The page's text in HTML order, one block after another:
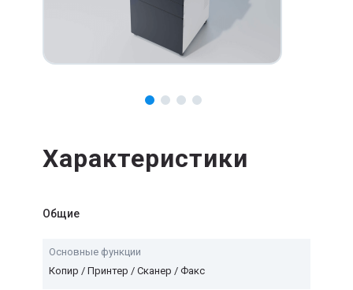
Характеристики
Общие
Основные функции
Копир / Принтер / Сканер / Факс